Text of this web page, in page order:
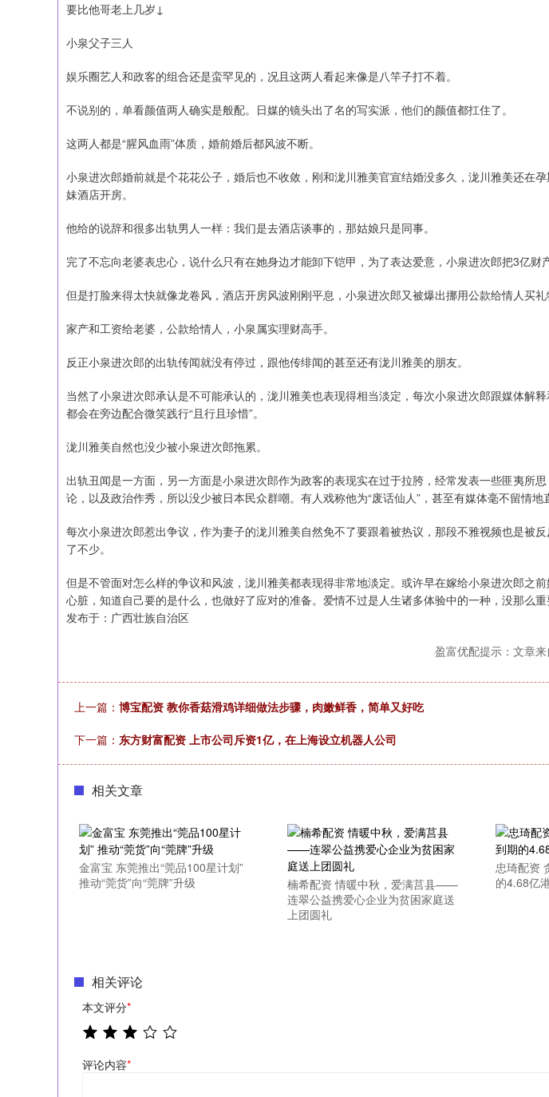
要比他哥老上几岁↓
小泉父子三人
娱乐圈艺人和政客的组合还是蛮罕见的，况且这两人看起来像是八竿子打不着。
不说别的，单看颜值两人确实是般配。日媒的镜头出了名的写实派，他们的颜值都扛住了。
这两人都是“腥风血雨”体质，婚前婚后都风波不断。
小泉进次郎婚前就是个花花公子，婚后也不收敛，刚和泷川雅美官宣结婚没多久，泷川雅美还在
妹酒店开房。
他给的说辞和很多出轨男人一样：我们是去酒店谈事的，那姑娘只是同事。
完了不忘向老婆表忠心，说什么只有在她身边才能卸下铠甲，为了表达爱意，小泉进次郎把3亿财
但是打脸来得太快就像龙卷风，酒店开房风波刚刚平息，小泉进次郎又被爆出挪用公款给情人买礼
家产和工资给老婆，公款给情人，小泉属实理财高手。
反正小泉进次郎的出轨传闻就没有停过，跟他传绯闻的甚至还有泷川雅美的朋友。
当然了小泉进次郎承认是不可能承认的，泷川雅美也表现得相当淡定，每次小泉进次郎跟媒体解
都会在旁边配合微笑践行“且行且珍惜”。
泷川雅美自然也没少被小泉进次郎拖累。
出轨丑闻是一方面，另一方面是小泉进次郎作为政客的表现实在过于拉胯，经常发表一些匪夷所
论，以及政治作秀，所以没少被日本民众群嘲。有人戏称他为“废话仙人”，甚至有媒体毫不留情地
每次小泉进次郎惹出争议，作为妻子的泷川雅美自然免不了要跟着被热议，那段不雅视频也是被
了不少。
但是不管面对怎么样的争议和风波，泷川雅美都表现得非常地淡定。或许早在嫁给小泉进次郎之
心脏，知道自己要的是什么，也做好了应对的准备。爱情不过是人生诸多体验中的一种，没那么重
发布于：广西壮族自治区
盈富优配提示：文章来
上一篇： 博宝配资 教你香菇滑鸡详细做法步骤，肉嫩鲜香，简单又好吃
下一篇： 东方财富配资 上市公司斥资1亿，在上海设立机器人公司
相关文章
金富宝 东莞推出“莞品100星计划”
推动“莞货”向“莞牌”升级
楠希配资 情暖中秋，爱满莒县——
连翠公益携爱心企业为贫困家庭送
上团圆礼
忠琦配资
的4.68亿
相关评论
本文评分*
评论内容*